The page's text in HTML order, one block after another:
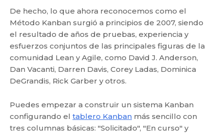
De hecho, lo que ahora reconocemos como el
Método Kanban surgió a principios de 2007, siendo
el resultado de años de pruebas, experiencia y
esfuerzos conjuntos de las principales figuras de la
comunidad Lean y Agile, como David J. Anderson,
Dan Vacanti, Darren Davis, Corey Ladas, Dominica
DeGrandis, Rick Garber y otros.
Puedes empezar a construir un sistema Kanban
configurando el tablero Kanban más sencillo con
tres columnas básicas: "Solicitado", "En curso" y